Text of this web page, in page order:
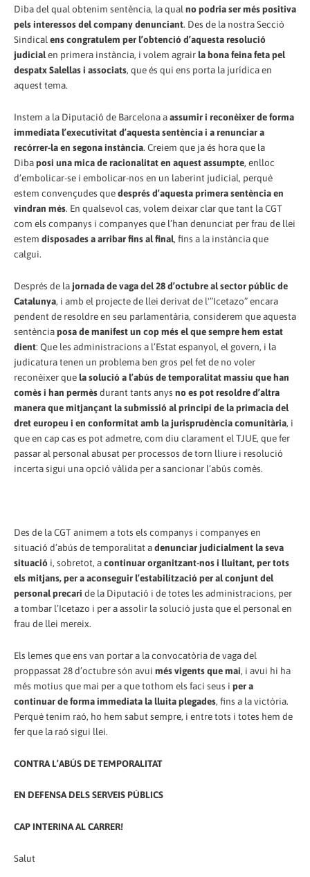
Diba del qual obtenim sentència, la qual no podria ser més positiva
pels interessos del company denunciant. Des de la nostra Secció
Sindical ens congratulem per l’obtenció d’aquesta resolució
judicialen primera instància, i volem agrairla bona feina feta pel
despatx Salellas i associats, que és qui ens porta la jurídica en
aquest tema.
Instem a la Diputació de Barcelona aassumir i reconèixer de forma
immediata l’executivitat d’aquesta sentència i a renunciar a
recórrer-la en segona instància. Creiem que ja és hora que la
Dibaposi una mica de racionalitat en aquest assumpte, enlloc
d’embolicar-se i embolicar-nos en un laberint judicial, perquè
estem convençudes quedesprés d’aquesta primera sentència en
vindran més. En qualsevol cas, volem deixar clar que tant la CGT
com els companys i companyes que l’han denunciat per frau de llei
estem disposades a arribar fins al final, fins a la instància que
calgui.
Després de la jornada de vaga del 28 d’octubre al sector públic de
Catalunya, i amb el projecte de llei derivat de l'”Icetazo” encara
pendent de resoldre en seu parlamentària, considerem que aquesta
sentènciaposa de manifest un cop més el que sempre hem estat
dient: Que les administracions a l’Estat espanyol, el govern, i la
judicatura tenen un problema ben gros pel fet de no voler
reconèixer quela solució a l’abús de temporalitat massiu que han
comès i han permèsdurant tants anys no es pot resoldre d’altra
manera que mitjançant la submissió al principi de la primacia del
dret europeu i en conformitat amb la jurisprudència comunitària, i
que en cap cas es pot admetre, com diu clarament el TJUE, que fer
passar al personal abusat per processos de torn lliure i resolució
incerta sigui una opció vàlida per a sancionar l’abús comès.
Des de la CGT animem a tots els companys i companyes en
situació d’abús de temporalitat adenunciar judicialment la seva
situació i, sobretot, acontinuar organitzant-nos i lluitant, per tots
els mitjans, per a aconseguir l’estabilització per al conjunt del
personal precari de la Diputació i de totes les administracions, per
a tombar l’Icetazo i per a assolir la solució justa que el personal en
frau de llei mereix.
Els lemes que ens van portar a la convocatòria de vaga del
proppassat 28 d’octubre són avui més vigents que mai, i avui hi ha
més motius que mai per a que tothom els faci seus i per a
continuar de forma immediata la lluita plegades, fins a la victòria.
Perquè tenim raó, ho hem sabut sempre, i entre tots i totes hem de
fer que la raó sigui llei.
CONTRA L’ABÚS DE TEMPORALITAT
EN DEFENSA DELS SERVEIS PÚBLICS
CAP INTERINA AL CARRER!
Salut